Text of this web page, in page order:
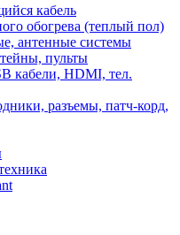
кабель
обогрева (теплый пол)
антенные системы
пульты
кабели, HDMI, тел.
разъемы, патч-корд,